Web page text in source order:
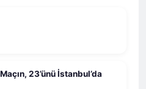
23’ünü İstanbul’da